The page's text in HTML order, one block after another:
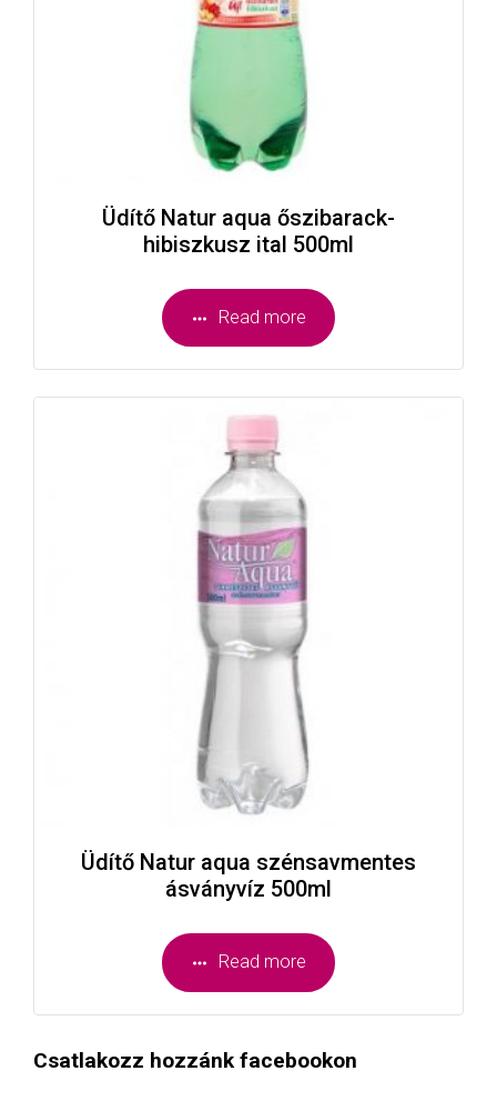
Üdítő Natur aqua őszibarack-
hibiszkusz ital 500ml
Read more
Üdítő Natur aqua szénsavmentes
ásványvíz 500ml
Read more
Csatlakozz hozzánk facebookon